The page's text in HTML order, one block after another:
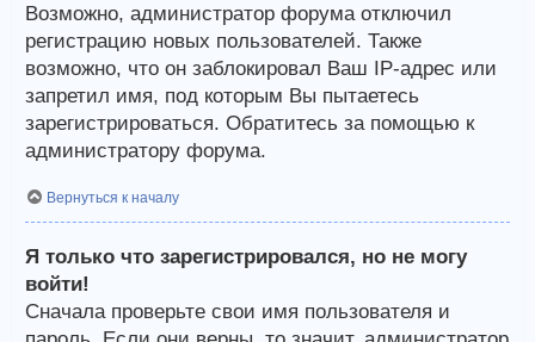
Возможно, администратор форума отключил
регистрацию новых пользователей. Также
возможно, что он заблокировал Ваш IP-адрес или
запретил имя, под которым Вы пытаетесь
зарегистрироваться. Обратитесь за помощью к
администратору форума.
Вернуться к началу
Я только что зарегистрировался, но не могу
войти!
Сначала проверьте свои имя пользователя и